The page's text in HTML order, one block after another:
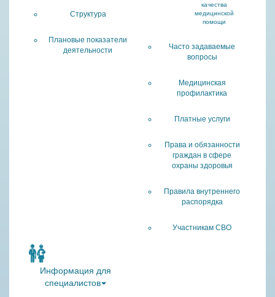
Структура
Плановые показатели
деятельности
качества
медицинской
помощи
Часто задаваемые
вопросы
Медицинская
профилактика
Платные услуги
Права и обязанности
граждан в сфере
охраны здоровья
Правила внутреннего
распорядка
Участникам СВО
Информация для
специалистов